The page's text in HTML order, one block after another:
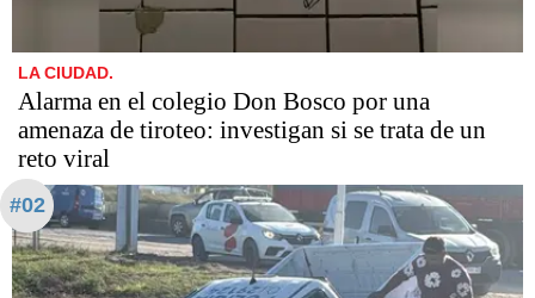
LA CIUDAD.
Alarma en el colegio Don Bosco por una
amenaza de tiroteo: investigan si se trata de un
reto viral
#02